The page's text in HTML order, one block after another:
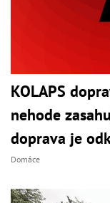
KOLAPS
nehode
doprava je
Domáce